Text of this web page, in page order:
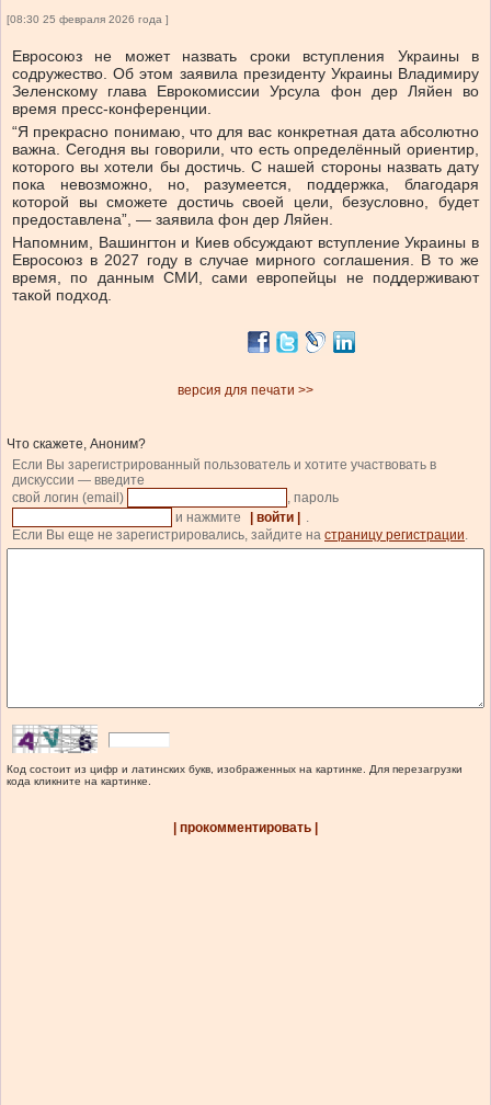
[08:30 25 февраля 2026 года ]
Евросоюз не может назвать сроки вступления Украины в
содружество. Об этом заявила президенту Украины Владимиру
Зеленскому глава Еврокомиссии Урсула фон дер Ляйен во
время пресс-конференции.
“Я прекрасно понимаю, что для вас конкретная дата абсолютно
важна. Сегодня вы говорили, что есть определённый ориентир,
которого вы хотели бы достичь. С нашей стороны назвать дату
пока невозможно, но, разумеется, поддержка, благодаря
которой вы сможете достичь своей цели, безусловно, будет
предоставлена”, — заявила фон дер Ляйен.
Напомним, Вашингтон и Киев обсуждают вступление Украины в
Евросоюз в 2027 году в случае мирного соглашения. В то же
время, по данным СМИ, сами европейцы не поддерживают
такой подход.
версия для печати >>
Что скажете, Аноним?
Если Вы зарегистрированный пользователь и хотите участвовать в
дискуссии — введите
свой логин (email)
, пароль
и нажмите
| войти |
.
Если Вы еще не зарегистрировались, зайдите на страницу регистрации.
Код состоит из цифр и латинских букв, изображенных на картинке. Для перезагрузки
кода кликните на картинке.
| прокомментировать |